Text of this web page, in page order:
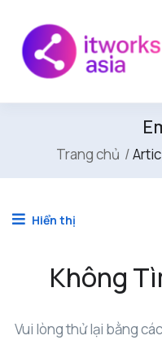
Trang chủ
Hiển thị
Không
Vui lòng thử lại bằng